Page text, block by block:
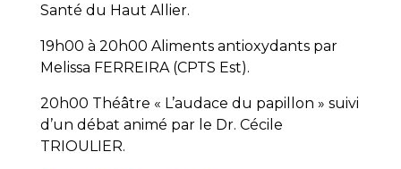
Santé du Haut Allier.
19h00 à 20h00 Aliments antioxydants par
Melissa FERREIRA (CPTS Est).
20h00 Théâtre « L’audace du papillon » suivi
d’un débat animé par le Dr. Cécile
TRIOULIER.